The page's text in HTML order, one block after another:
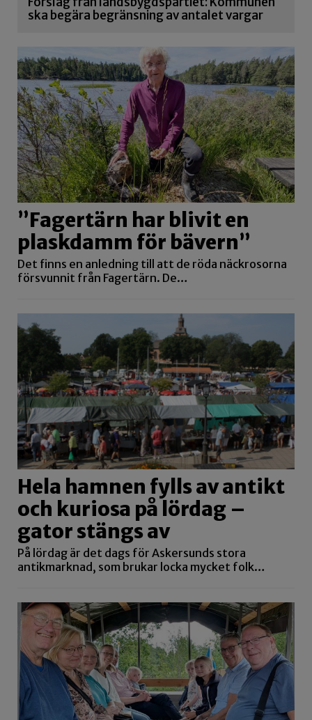
ska begära begränsning av antalet vargar
”Fagertärn har blivit en
plaskdamm för bävern”
Det finns en anledning till att de röda näckrosorna
försvunnit från Fagertärn. De…
Hela hamnen fylls av antikt
och kuriosa på lördag –
gator stängs av
På lördag är det dags för Askersunds stora
antikmarknad, som brukar locka mycket folk…